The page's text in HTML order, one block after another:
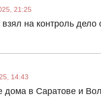
21:25
на контроль
14:43
дома в Саратове и